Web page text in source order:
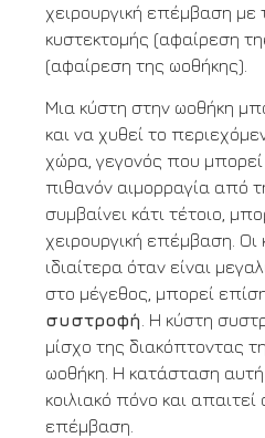
χειρουργική επέμβαση με
κυστεκτομής (αφαίρεση
(αφαίρεση της ωοθήκης).
Μια κύστη στην ωοθήκη
και να χυθεί το
χώρα, γεγονός που
πιθανόν αιμορραγία από
συμβαίνει κάτι τέτοιο,
χειρουργική επέμβαση. Οι
ιδιαίτερα όταν είναι
στο μέγεθος, μπορεί
συστροφή . Η κύστη
μίσχο της διακόπτοντας
ωοθήκη. Η κατάσταση
κοιλιακό πόνο και
επέμβαση.